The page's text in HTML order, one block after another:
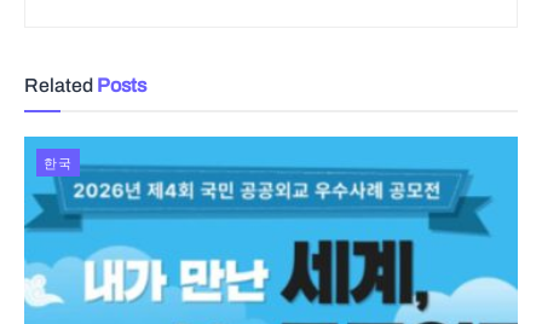
Related Posts
한국